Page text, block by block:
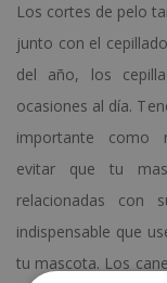
Los cortes de pelo
junto con el
del año, los
ocasiones al día.
importante como
evitar que tu
relacionadas con
indispensable que
tu mascota. Los